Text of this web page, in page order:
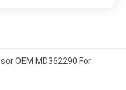
OEM MD362290 For